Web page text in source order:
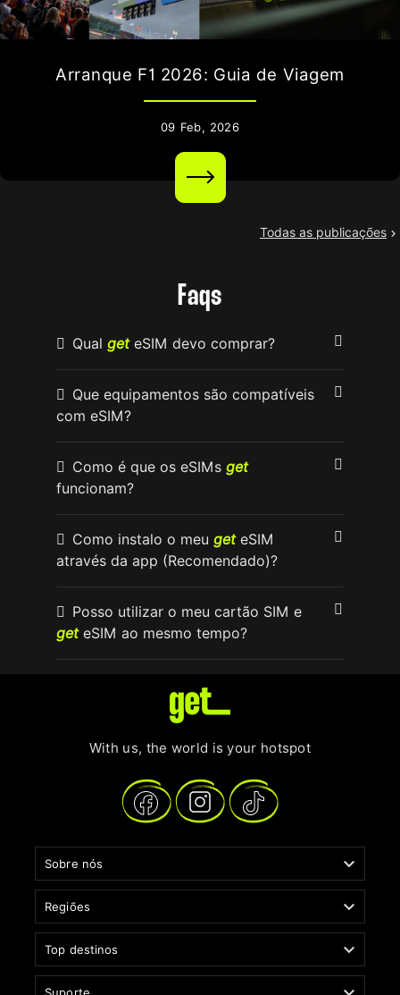
Arranque F1 2026: Guia de Viagem
09 Feb, 2026
Todas as publicações 
Faqs
QualgeteSIM devo comprar?
Que equipamentos são compatíveis
com eSIM?
Como é que os eSIMsget
funcionam?
Como instalo o meugeteSIM
através da app (Recomendado)?
Posso utilizar o meu cartão SIM e
get eSIM ao mesmo tempo?
With us, the world is your hotspot
Sobre nós 
Regiões 
Top destinos 
Suporte